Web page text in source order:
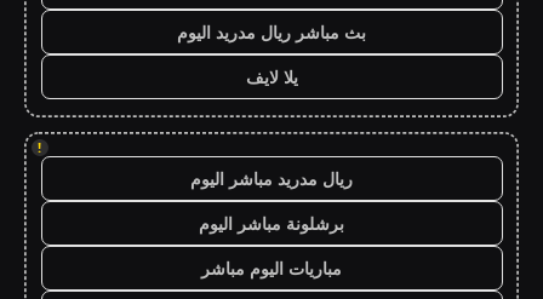
بث مباشر ريال مدريد اليوم
يلا لايف
!
ريال مدريد مباشر اليوم
برشلونة مباشر اليوم
مباريات اليوم مباشر